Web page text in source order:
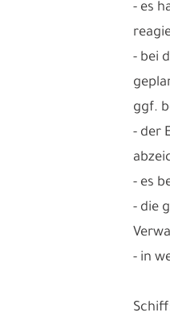
- es
- bei
ggf.
- der
- es
- die
- in